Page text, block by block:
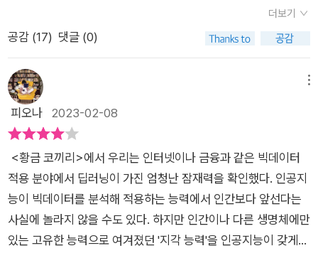
상태에서 잠자리에 들었다. 아침에 꿈을 복기하다 든 생각이 있
다. 그 ‘간병로봇’이 왠지 편하게 느껴지진 않는다. 세심하게 환자
마디가 마치 “좋은 말 할 때 들으십시오”로 들린다. 말 안 들으면
어쩔 건대? 로봇이 인공지능의 대표는 아니다. 그저 구체화된 하
나의 형상일 뿐이다. 어쨌든 인공지능(AI)은 양날의 검이다. 두
가지 상반된 견해가 주어진다. 인간의 삶이 더욱 애매해질 것이라
는 예측과 반대로 삶의 질이 더욱 좋아질 것이라는 전망이다. 인
공지능과 함께 떠올리게 되는 단어는 단연 딥러닝(deep learnin
g)이다. 딥러닝 기술은 수년 전에 개발되었으나 그 능력을 실제
로 입증하기 위해 충분한 데이터를 모으는 시간이 필요했다. 앞으
로 인공지능의 컴퓨팅 성능과 저장 비용은 더 향상되고 저렴해질
는 점점 더 커졌다.​ 벽돌 두께에 어려워 보이는 제목에 책을 펴볼
엄두가 나지 않았다. 막상 책을 펼쳐보니 진작 읽을 걸 그랬다는
다 잡을 수 있겠다 싶어서 무척 만족스러웠다. 개인적으로 저자에
대한 설명을 안 하는 편인데, 이 책은 필요할 듯싶다. 이 책의 두
저자 리카이프와 천치우판 말이다. 저자에 대한 설명은 곧 책의
담고 있다. 아직은 20년가량 남은 미래의 이야기지만, 저자 리카
이프는 최대한 실제적이고 활용 가능할 미래를 책에 담고 싶었다.
물론 그는 AI를 전공하고 관련 분야의 특허를 10개 가지고 있을
정도의 AI 전문가다. MS 리서치 아시아 창립이사와 구글 차이나
대표이사를 지내기도 했다. 하지만 딱딱하고 어려운 미래의 AI를
더보기
공감 (17) 댓글 (0)
피오나 2023-02-08
<황금 코끼리>에서 우리는 인터넷이나 금융과 같은 빅데이터
적용 분야에서 딥러닝이 가진 엄청난 잠재력을 확인했다. 인공지
능이 빅데이터를 분석해 적용하는 능력에서 인간보다 앞선다는
사실에 놀라지 않을 수도 있다. 하지만 인간이나 다른 생명체에만
있는 고유한 능력으로 여겨졌던 '지각 능력'을 인공지능이 갖게